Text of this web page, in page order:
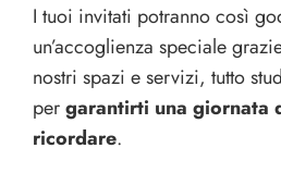
I tuoi invitati potranno così
un’accoglienza speciale
nostri spazi e servizi, tutto
pergarantirti una giornata
ricordare.